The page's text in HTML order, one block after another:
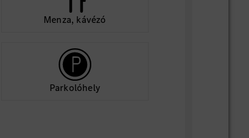
Menza, kávézó
Parkolóhely